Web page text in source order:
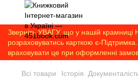
Зверніть УВАГУ, що у нашій
розраховуватись карткою є-
враховувати це при оформленні
Всі товари Історія.